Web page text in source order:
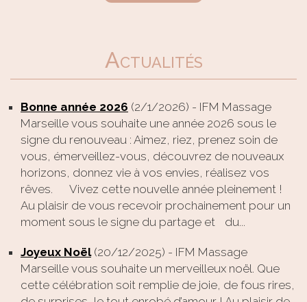
Actualités
Bonne année 2026 (2/1/2026) - IFM Massage
Marseille vous souhaite une année 2026 sous le
signe du renouveau : Aimez, riez, prenez soin de
vous, émerveillez-vous, découvrez de nouveaux
horizons, donnez vie à vos envies, réalisez vos
rêves. Vivez cette nouvelle année pleinement !
Au plaisir de vous recevoir prochainement pour un
moment sous le signe du partage et du...
Joyeux Noël (20/12/2025) - IFM Massage
Marseille vous souhaite un merveilleux noël. Que
cette célébration soit remplie de joie, de fous rires,